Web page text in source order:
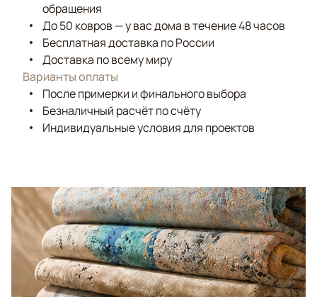
обращения
До 50 ковров — у вас дома в течение 48 часов
Бесплатная доставка по России
Доставка по всему миру
Варианты оплаты
После примерки и финального выбора
Безналичный расчёт по счёту
Индивидуальные условия для проектов